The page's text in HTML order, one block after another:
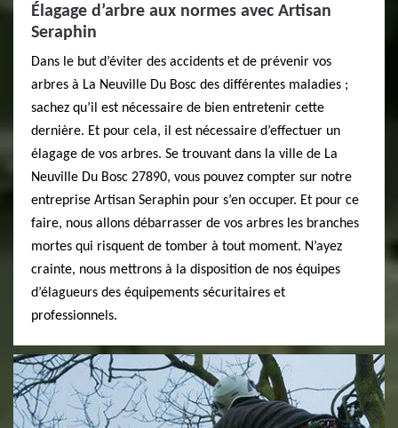
Élagage d’arbre aux normes avec Artisan
Seraphin
Dans le but d’éviter des accidents et de prévenir vos
arbres à La Neuville Du Bosc des différentes maladies ;
sachez qu’il est nécessaire de bien entretenir cette
dernière. Et pour cela, il est nécessaire d’effectuer un
élagage de vos arbres. Se trouvant dans la ville de La
Neuville Du Bosc 27890, vous pouvez compter sur notre
entreprise Artisan Seraphin pour s’en occuper. Et pour ce
faire, nous allons débarrasser de vos arbres les branches
mortes qui risquent de tomber à tout moment. N’ayez
crainte, nous mettrons à la disposition de nos équipes
d’élagueurs des équipements sécuritaires et
professionnels.